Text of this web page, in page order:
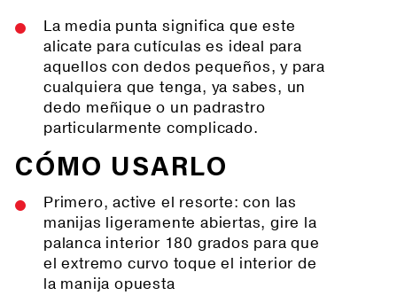
La media punta significa que este
alicate para cutículas es ideal para
aquellos con dedos pequeños, y para
cualquiera que tenga, ya sabes, un
dedo meñique o un padrastro
particularmente complicado.
CÓMO USARLO
Primero, active el resorte: con las
manijas ligeramente abiertas, gire la
palanca interior 180 grados para que
el extremo curvo toque el interior de
la manija opuesta